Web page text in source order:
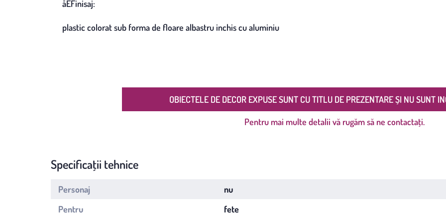
åÊFinisaj:
plastic colorat sub forma de floare albastru inchis cu aluminiu
OBIECTELE DE DECOR EXPUSE SUNT CU TITLU DE PREZENTARE ȘI NU SUNT
Pentru mai multe detalii vă rugăm să ne contactați.
Specificații tehnice
Personaj
nu
Pentru
fete